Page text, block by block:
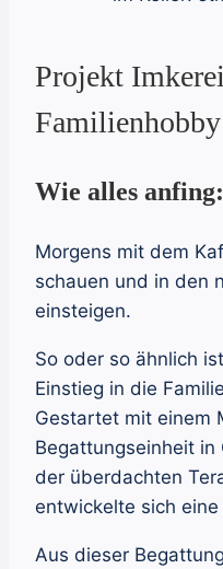
Projekt
Familienhobby
Wie alles
Morgens mit dem
schauen und in den
einsteigen.
So oder so ähnlich
Einstieg in die
Gestartet mit einem
Begattungseinheit in
der überdachten
entwickelte sich
Aus dieser